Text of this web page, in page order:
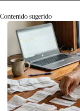
Contenido sugerido